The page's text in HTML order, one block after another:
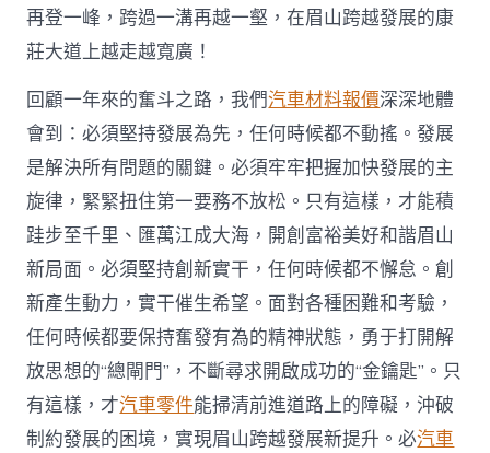
再登一峰，跨過一溝再越一壑，在眉山跨越發展的康
莊大道上越走越寬廣！
回顧一年來的奮斗之路，我們汽車材料報價深深地體
會到：必須堅持發展為先，任何時候都不動搖。發展
是解決所有問題的關鍵。必須牢牢把握加快發展的主
旋律，緊緊扭住第一要務不放松。只有這樣，才能積
跬步至千里、匯萬江成大海，開創富裕美好和諧眉山
新局面。必須堅持創新實干，任何時候都不懈怠。創
新產生動力，實干催生希望。面對各種困難和考驗，
任何時候都要保持奮發有為的精神狀態，勇于打開解
放思想的“總閘門”，不斷尋求開啟成功的“金鑰匙”。只
有這樣，才汽車零件能掃清前進道路上的障礙，沖破
制約發展的困境，實現眉山跨越發展新提升。必汽車